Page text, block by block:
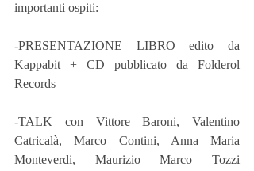
importanti ospiti:
-PRESENTAZIONE LIBRO edito da
Kappabit + CD pubblicato da Folderol
Records
-TALK con Vittore Baroni, Valentino
Catricalà, Marco Contini, Anna Maria
Monteverdi, Maurizio Marco Tozzi